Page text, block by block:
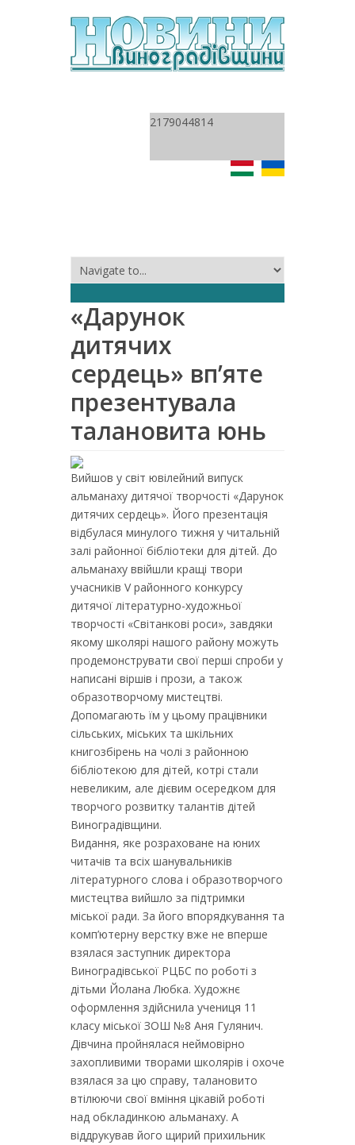
2179044814
«Дарунок
дитячих
сердець» вп’яте
презентувала
талановита юнь
Вийшов у світ ювілейний випуск
альманаху дитячої творчості «Дарунок
дитячих сердець». Його презентація
відбулася минулого тижня у читальній
залі районної бібліотеки для дітей. До
альманаху ввійшли кращі твори
учасників V районного конкурсу
дитячої літературно-художньої
творчості «Світанкові роси», завдяки
якому школярі нашого району можуть
продемонструвати свої перші спроби у
написані віршів і прози, а також
образотворчому мистецтві.
Допомагають їм у цьому працівники
сільських, міських та шкільних
книгозбірень на чолі з районною
бібліотекою для дітей, котрі стали
невеликим, але дієвим осередком для
творчого розвитку талантів дітей
Виноградівщини.
Видання, яке розраховане на юних
читачів та всіх шанувальників
літературного слова і образотворчого
мистецтва вийшло за підтримки
міської ради. За його впорядкування та
комп’ютерну верстку вже не вперше
взялася заступник директора
Виноградівської РЦБС по роботі з
дітьми Йолана Любка. Художнє
оформлення здійснила учениця 11
класу міської ЗОШ №8 Аня Гулянич.
Дівчина пройнялася неймовірно
захопливими творами школярів і охоче
взялася за цю справу, талановито
втілюючи свої вміння цікавій роботі
над обкладинкою альманаху. А
віддрукував його щирий прихильник